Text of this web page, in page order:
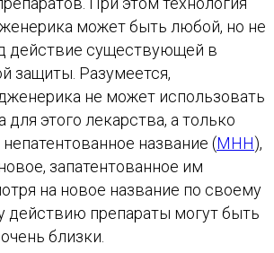
может быть любой, но не
действие существующей в
защиты. Разумеется,
не может использовать
для этого лекарства, а только
название (МНН),
запатентованное им
на новое название по своему
действию препараты могут быть
близки.